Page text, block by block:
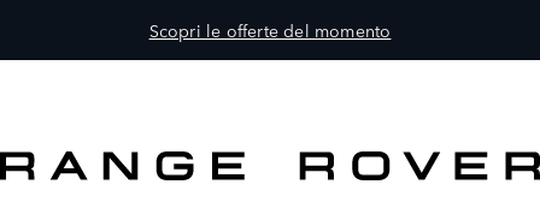
Scopri le offerte del momento